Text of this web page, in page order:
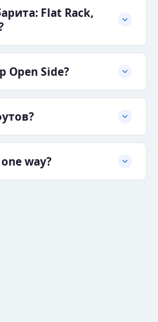
Flat Rack,
Open Side?
way?